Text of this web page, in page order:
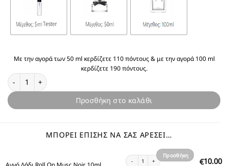
Με την αγορά των 50 ml κερδίζετε 110 πόντους & με την αγορά 100 ml
κερδίζετε 190 πόντους.
Θυμίζει Musc Noir ποσότητα
Προσθήκη στο καλάθι
ΜΠΟΡΕΊ ΕΠΊΣΗΣ ΝΑ ΣΑΣ ΑΡΈΣΕΙ…
€10.00
Αγνό Λάδι Roll On Musc Noir 10ml ποσότητα
Προσθήκη